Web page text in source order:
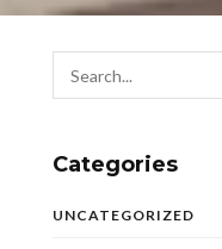
Categories
UNCATEGORIZED